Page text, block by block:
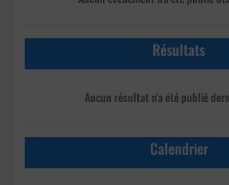
Résultats
Aucun résultat n'a été publié
Calendrier